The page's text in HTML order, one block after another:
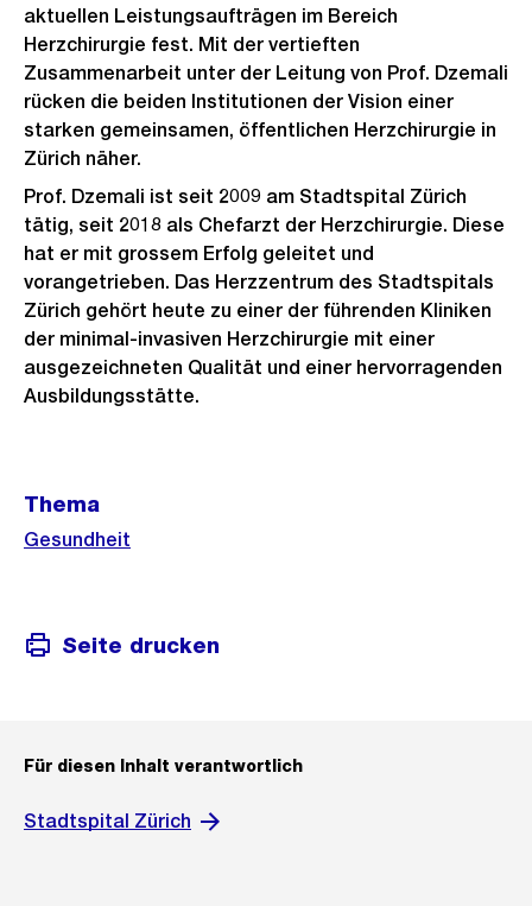
aktuellen Leistungsaufträgen im Bereich
Herzchirurgie fest. Mit der vertieften
Zusammenarbeit unter der Leitung von Prof. Dzemali
rücken die beiden Institutionen der Vision einer
starken gemeinsamen, öffentlichen Herzchirurgie in
Zürich näher.
Prof. Dzemali ist seit 2009 am Stadtspital Zürich
tätig, seit 2018 als Chefarzt der Herzchirurgie. Diese
hat er mit grossem Erfolg geleitet und
vorangetrieben. Das Herzzentrum des Stadtspitals
Zürich gehört heute zu einer der führenden Kliniken
der minimal-invasiven Herzchirurgie mit einer
ausgezeichneten Qualität und einer hervorragenden
Ausbildungsstätte.
Informationen
Thema
Gesundheit
Seite drucken
Für diesen Inhalt verantwortlich
Stadtspital Zürich